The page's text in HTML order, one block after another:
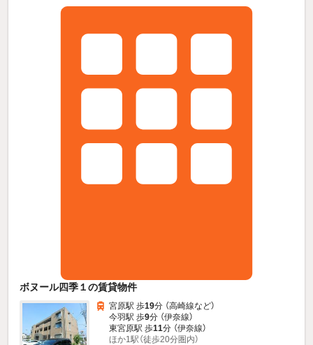
ボヌール四季１の賃貸物件
宮原駅 歩19分 （高崎線など）
今羽駅 歩9分 （伊奈線）
東宮原駅 歩11分 （伊奈線）
ほか1駅（徒歩20分圏内）